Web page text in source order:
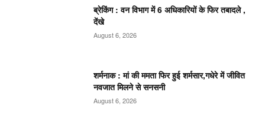
ब्रेकिंग : वन विभाग में 6 अधिकारियों के फिर तबादले ,
देंखे
August 6, 2026
शर्मनाक : मां की ममता फिर हुई शर्मसार,गधेरे में जीवित
नवजात मिलने से सनसनी
August 6, 2026